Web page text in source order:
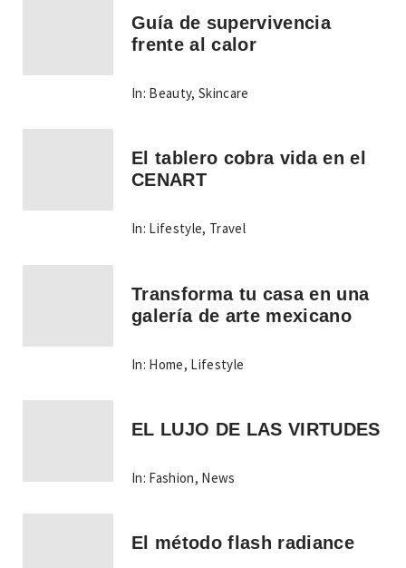
Guía de supervivencia
frente al calor
In: Beauty,Skincare
El tablero cobra vida en el
CENART
In: Lifestyle, Travel
Transforma tu casa en una
galería de arte mexicano
In: Home, Lifestyle
EL LUJO DE LAS VIRTUDES
In: Fashion, News
El método flash radiance